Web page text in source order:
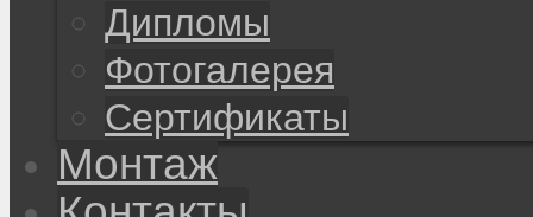
Дипломы
Фотогалерея
Сертификаты
Монтаж